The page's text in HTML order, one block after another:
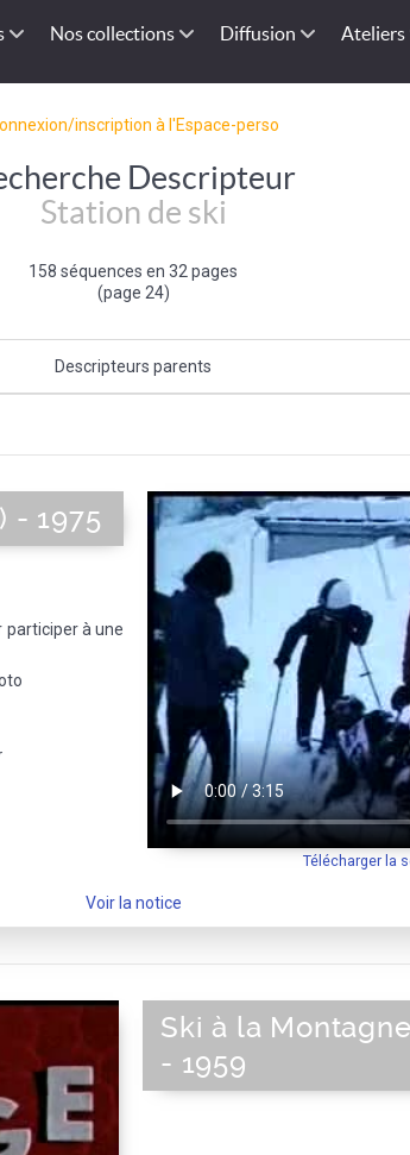
Nos collections Diffusion Ateliers
inscription à l'Espace-perso
Descripteur
Station de ski
158 séquences en 32 pages
(page 24)
Descripteurs parents
Télécharger la
- 1975
participer à une
Voir la notice
Ski à la
- 1959